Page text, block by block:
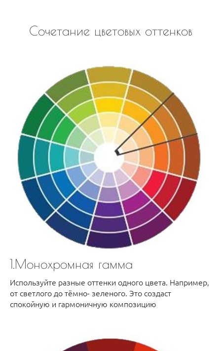
Сочетание цветовых оттенков
1.Монохромная гамма
Используйте разные оттенки одного цвета. Например,
от светлого до тёмно- зеленого. Это создаст
спокойную и гармоничную композицию